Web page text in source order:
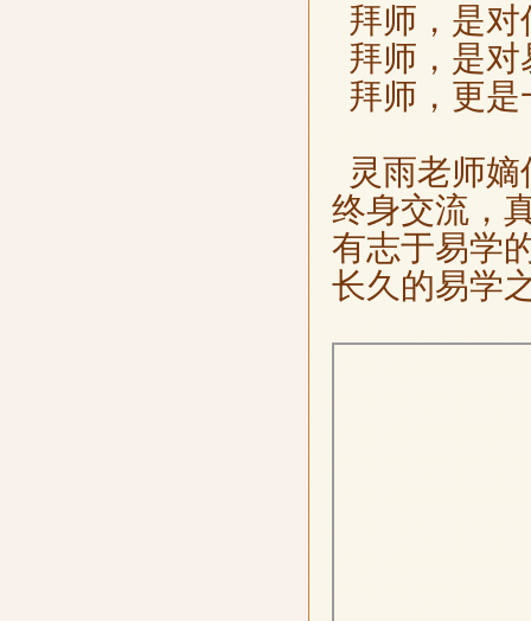
拜师，是
拜师，是
拜师，更
灵雨老师
终身交流，
有志于易学
长久的易学